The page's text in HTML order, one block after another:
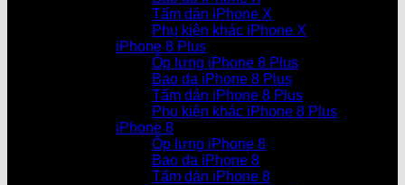
Tấm dán iPhone X
Phụ kiện khác iPhone X
iPhone 8 Plus
Ốp lưng iPhone 8 Plus
Bao da iPhone 8 Plus
Tấm dán iPhone 8 Plus
Phụ kiện khác iPhone 8 Plus
iPhone 8
Ốp lưng iPhone 8
Bao da iPhone 8
Tấm dán iPhone 8